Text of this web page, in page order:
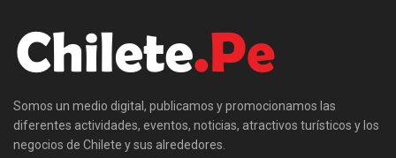
Somos un medio digital, publicamos y promocionamos las
diferentes actividades, eventos, noticias, atractivos turísticos y los
negocios de Chilete y sus alrededores.